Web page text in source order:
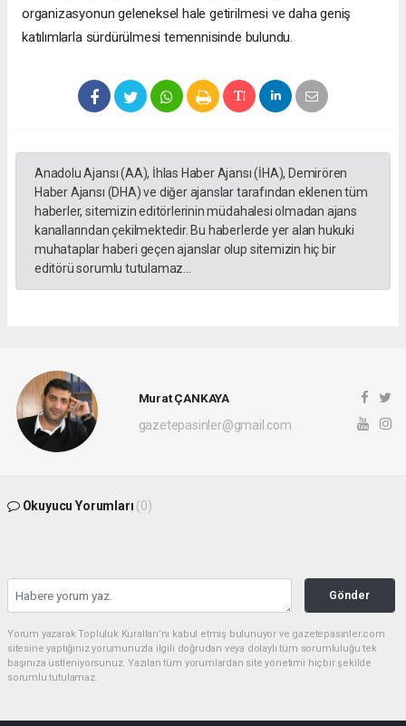
organizasyonun geleneksel hale getirilmesi ve daha geniş
katılımlarla sürdürülmesi temennisinde bulundu.
Anadolu Ajansı (AA), İhlas Haber Ajansı (İHA), Demirören
Haber Ajansı (DHA) ve diğer ajanslar tarafından eklenen tüm
haberler, sitemizin editörlerinin müdahalesi olmadan ajans
kanallarından çekilmektedir. Bu haberlerde yer alan hukuki
muhataplar haberi geçen ajanslar olup sitemizin hiç bir
editörü sorumlu tutulamaz...
Murat ÇANKAYA
gazetepasinler@gmail.com
Okuyucu Yorumları (0)
Gönder
Yorum yazarak Topluluk Kuralları’nı kabul etmiş bulunuyor ve gazetepasinler.com
sitesine yaptığınız yorumunuzla ilgili doğrudan veya dolaylı tüm sorumluluğu tek
başınıza üstleniyorsunuz. Yazılan tüm yorumlardan site yönetimi hiçbir şekilde
sorumlu tutulamaz.